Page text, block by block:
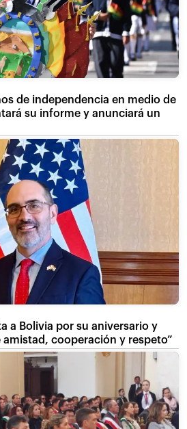
de independencia en medio de
su informe y anunciará un
a Bolivia por su aniversario y
amistad, cooperación y respeto”